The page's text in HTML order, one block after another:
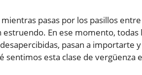
pasas por los pasillos
En ese momento, todas
pasan a importarte
sentimos esta clase de vergüenza